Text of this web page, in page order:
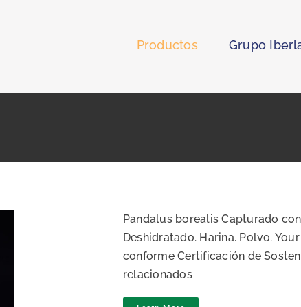
Productos Grupo
Pandalus borealis Capturado
Deshidratado. Harina. Polvo.
conforme Certificación de
relacionados